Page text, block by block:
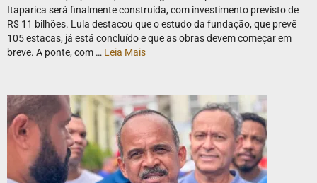
Itaparica será finalmente construída, com investimento previsto de
R$ 11 bilhões. Lula destacou que o estudo da fundação, que prevê
105 estacas, já está concluído e que as obras devem começar em
breve. A ponte, com … Leia Mais